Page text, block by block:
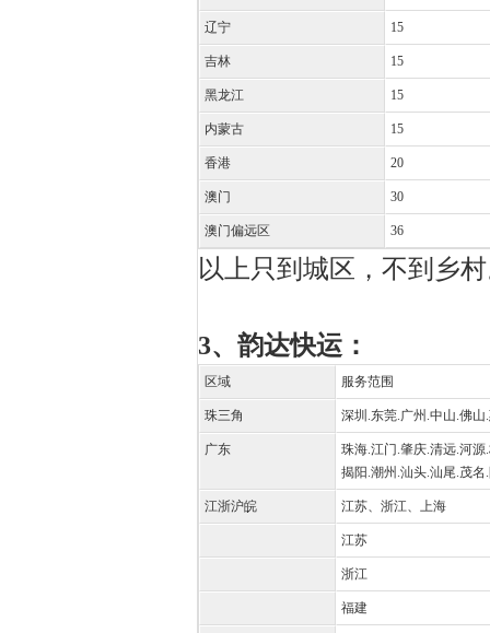
辽宁 15
吉林 15
黑龙江 15
内蒙古 15
香港 20
澳门 30
澳门偏远区 36
以上只到城区，不到乡
3、韵达快运：
区域 服务范围
珠三角 深圳.东莞.广州.中山.佛山
广东
珠海.江门.肇庆.清远.河源
揭阳.潮州.汕头.汕尾.茂名
江浙沪皖 江苏、浙江、上海
江苏
浙江
福建